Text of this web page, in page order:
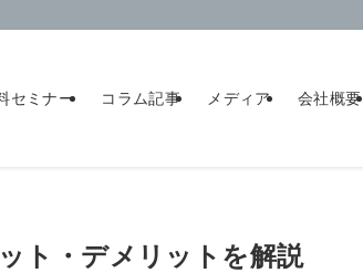
セミナー コラム記事 メディア 会社概要
ト・デメリットを解説